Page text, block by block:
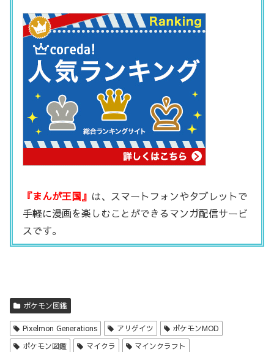
『まんが王国』 は、スマートフォンやタブレットで
手軽に漫画を楽しむことができるマンガ配信サービ
スです。
ポケモン図鑑
Pixelmon Generations アリゲイツ
ポケモンMOD
ポケモン図鑑
マイクラ マインクラフト